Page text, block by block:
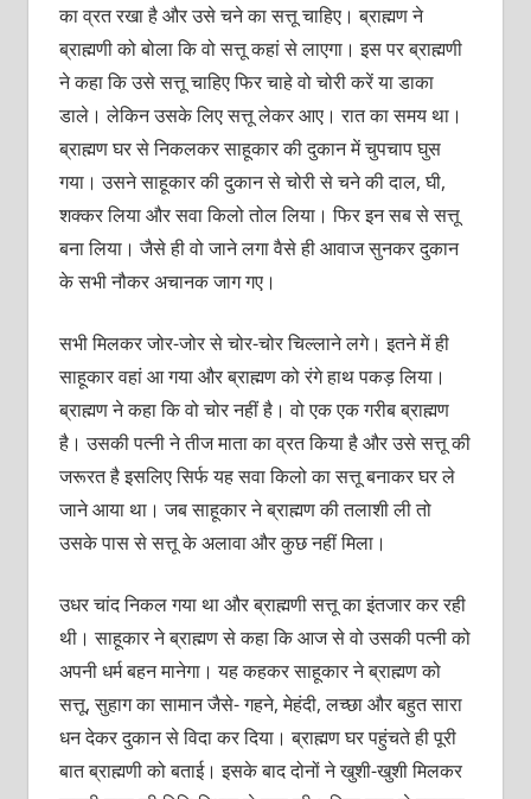
का व्रत रखा है और उसे चने का सत्तू चाहिए। ब्राह्मण ने
ब्राह्मणी को बोला कि वो सत्तू कहां से लाएगा। इस पर ब्राह्मणी
ने कहा कि उसे सत्तू चाहिए फिर चाहे वो चोरी करें या डाका
डाले। लेकिन उसके लिए सत्तू लेकर आए। रात का समय था।
ब्राह्मण घर से निकलकर साहूकार की दुकान में चुपचाप घुस
गया। उसने साहूकार की दुकान से चोरी से चने की दाल, घी,
शक्कर लिया और सवा किलो तोल लिया। फिर इन सब से सत्तू
बना लिया। जैसे ही वो जाने लगा वैसे ही आवाज सुनकर दुकान
के सभी नौकर अचानक जाग गए।
सभी मिलकर जोर-जोर से चोर-चोर चिल्लाने लगे। इतने में ही
साहूकार वहां आ गया और ब्राह्मण को रंगे हाथ पकड़ लिया।
ब्राह्मण ने कहा कि वो चोर नहीं है। वो एक एक गरीब ब्राह्मण
है। उसकी पत्नी ने तीज माता का व्रत किया है और उसे सत्तू की
जरूरत है इसलिए सिर्फ यह सवा किलो का सत्तू बनाकर घर ले
जाने आया था। जब साहूकार ने ब्राह्मण की तलाशी ली तो
उसके पास से सत्तू के अलावा और कुछ नहीं मिला।
उधर चांद निकल गया था और ब्राह्मणी सत्तू का इंतजार कर रही
थी। साहूकार ने ब्राह्मण से कहा कि आज से वो उसकी पत्नी को
अपनी धर्म बहन मानेगा। यह कहकर साहूकार ने ब्राह्मण को
सत्तू, सुहाग का सामान जैसे- गहने, मेहंदी, लच्छा और बहुत सारा
धन देकर दुकान से विदा कर दिया। ब्राह्मण घर पहुंचते ही पूरी
बात ब्राह्मणी को बताई। इसके बाद दोनों ने खुशी-खुशी मिलकर